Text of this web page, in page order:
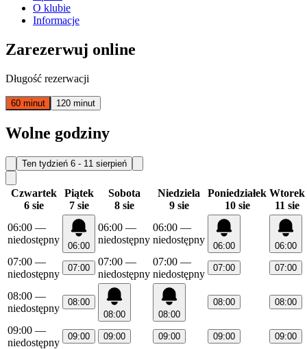
O klubie
Informacje
Zarezerwuj online
Długość rezerwacji
60 minut 120 minut
Wolne godziny
Ten tydzień 6 - 11 sierpień
Czwartek
6 sie
Piątek
7 sie
Sobota
8 sie
Niedziela
9 sie
Poniedziałek
10 sie
Wtorek
11 sie
06:00 —
niedostępny
06:00
06:00 —
niedostępny
06:00 —
niedostępny
06:00 06:00
07:00 —
niedostępny
07:00
07:00 —
niedostępny
07:00 —
niedostępny
07:00 07:00
08:00 —
niedostępny
08:00
08:00
08:00
08:00 08:00
09:00 —
niedostępny
09:00 09:00 09:00 09:00 09:00